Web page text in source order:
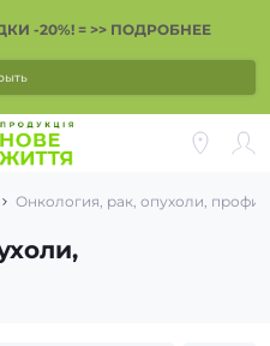
-20%! = >> ПОДРОБНЕЕ
Онкология, рак, опухоли,